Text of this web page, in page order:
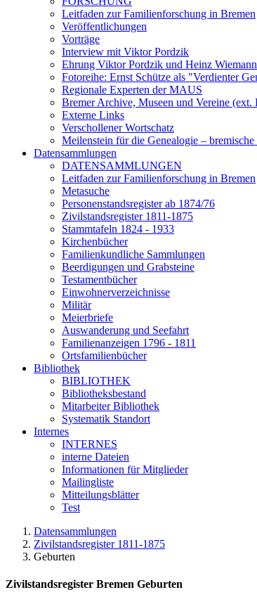
Leitfaden zur Familienforschung in Bremen
Veröffentlichungen
Vorträge
Interview mit Viktor Pordzik
Ehrung Viktor Pordzik und Heinz Wiemann
Fotoreihe: Ernst Schütze als "Verdienter
Regionale Experten der MAUS
Bremer Archive, Museen und Vereine (ext.
Externe Links
Verschollener Wortschatz
Meilenstein für die Genealogie –
Datensammlungen
DATENSAMMLUNGEN
Leitfaden zur Familienforschung in Bremen
Metasuche
Personenstandsregister ab 1874/76
Zivilstandsregister 1811-1875
Stammtafeln 1824 - 1933
Kirchenbücher
Familienkundliche Sammlungen
Beerdigungen und Grabsteine
Testamentbücher
Einwohnerverzeichnisse
Militär
Meierbriefe
Auswanderung und Seefahrt
Familienanzeigen 1796 - 1811
Ortsfamilienbücher
Bibliothek
BIBLIOTHEK
Bibliotheksbestand
Mitarbeiter Bibliothek
Systematik Standort
Internes
INTERNES
interne Dateien
Informationen für Mitglieder
Mailingliste
Mitteilungsblätter
Test
Datensammlungen
Zivilstandsregister 1811-1875
Geburten
Zivilstandsregister Bremen Geburten